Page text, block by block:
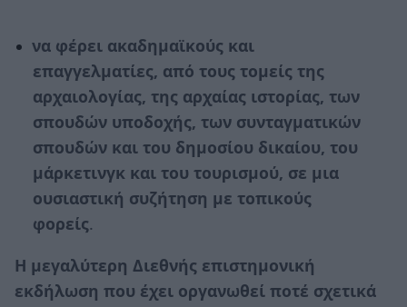
να φέρει ακαδημαϊκούς και
επαγγελματίες, από τους τομείς της
αρχαιολογίας, της αρχαίας ιστορίας, των
σπουδών υποδοχής, των συνταγματικών
σπουδών και του δημοσίου δικαίου, του
μάρκετινγκ και του τουρισμού, σε μια
ουσιαστική συζήτηση με τοπικούς
φορείς.
Η μεγαλύτερη Διεθνής επιστημονική
εκδήλωση που έχει οργανωθεί ποτέ σχετικά